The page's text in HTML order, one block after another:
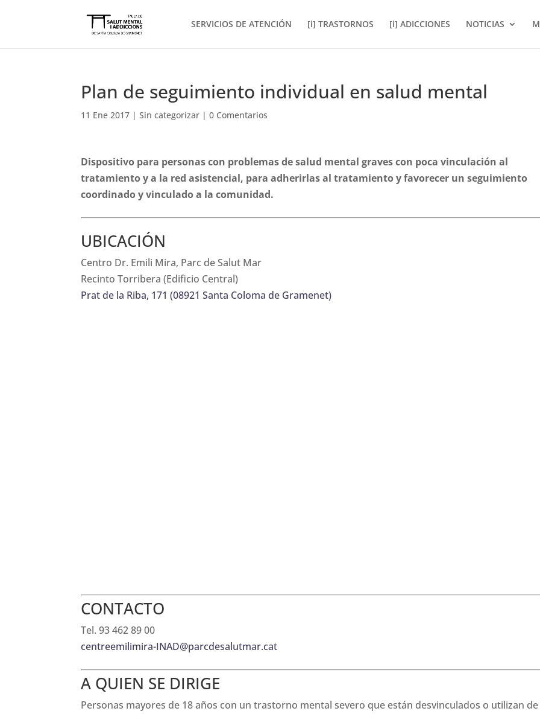
SERVICIOS DE ATENCIÓN [i] TRASTORNOS [i] ADICCIONES NOTICIAS
Plan de seguimiento individual en salud mental
11 Ene 2017 |Sin categorizar |0 Comentarios
Dispositivo para personas con problemas de salud mental graves con poca vinculación al
tratamiento y a la red asistencial, para adherirlas al tratamiento y favorecer un seguimiento
coordinado y vinculado a la comunidad.
UBICACIÓN
Centro Dr. Emili Mira, Parc de Salut Mar
Recinto Torribera (Edificio Central)
Prat de la Riba, 171 (08921 Santa Coloma de Gramenet)
CONTACTO
Tel. 93 462 89 00
centreemilimira-INAD@parcdesalutmar.cat
A QUIEN SE DIRIGE
Personas mayores de 18 años con un trastorno mental severo que están desvinculados o utilizan de